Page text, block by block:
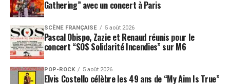
Gathering” avec un concert à Paris
SCÈNE FRANÇAISE 5 août 2026
Pascal Obispo, Zazie et Renaud réunis pour le
concert “SOS Solidarité Incendies” sur M6
POP-ROCK 5 août 2026
Elvis Costello célèbre les 49 ans de “My Aim Is True”